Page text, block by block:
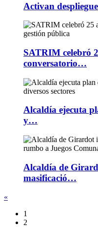
Activan
SATRIM celebró
conversatorio…
Alcaldía ejecuta
y…
Alcaldía de
masificació…
«
1
2